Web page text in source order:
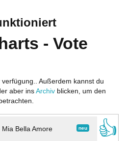
- Vote
Außerdem kannst du
aber ins Archiv blicken, um den
neu
Mia Bella Amore
👍